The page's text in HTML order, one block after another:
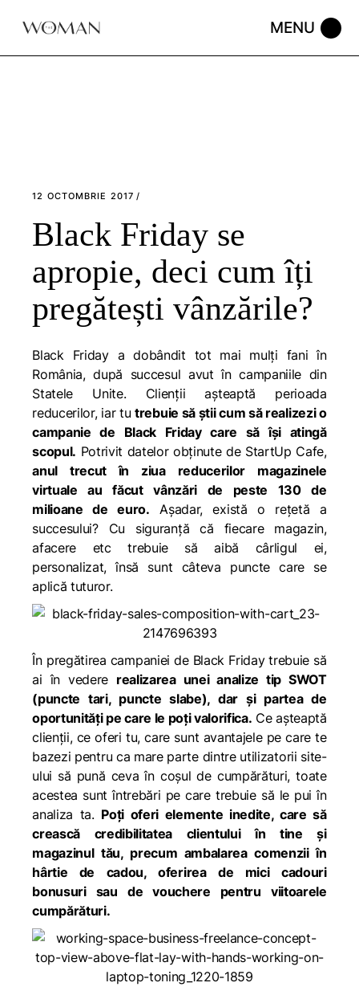
12 OCTOMBRIE 2017
Black Friday se
apropie, deci cum îți
pregătești vânzările?
Black Friday a dobândit tot mai mulți fani în
România, după succesul avut în campaniile din
Statele Unite. Clienții așteaptă perioada
reducerilor, iar tutrebuie să știi cum să realizezi o
campanie de Black Friday care să își atingă
scopul. Potrivit datelor obținute de StartUp Cafe,
anul trecut în ziua reducerilor magazinele
virtuale au făcut vânzări de peste 130 de
milioane de euro. Așadar, există o rețetă a
succesului? Cu siguranță că fiecare magazin,
afacere etc trebuie să aibă cârligul ei,
personalizat, însă sunt câteva puncte care se
aplică tuturor.
În pregătirea campaniei de Black Friday trebuie să
ai în vedere realizarea unei analize tip SWOT
(puncte tari, puncte slabe), dar și partea de
oportunități pe care le poți valorifica. Ce așteaptă
clienții, ce oferi tu, care sunt avantajele pe care te
bazezi pentru ca mare parte dintre utilizatorii site-
ului să pună ceva în coșul de cumpărături, toate
acestea sunt întrebări pe care trebuie să le pui în
analiza ta. Poți oferi elemente inedite, care să
crească credibilitatea clientului în tine și
magazinul tău, precum ambalarea comenzii în
hârtie de cadou, oferirea de mici cadouri
bonusuri sau de vouchere pentru viitoarele
cumpărături.